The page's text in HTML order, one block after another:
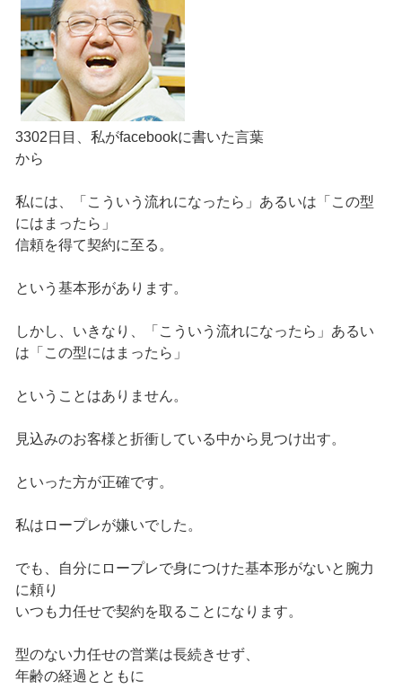
3302日目、私がfacebookに書いた言葉
から
私には、「こういう流れになったら」あるいは「この型
にはまったら」
信頼を得て契約に至る。
という基本形があります。
しかし、いきなり、「こういう流れになったら」あるい
は「この型にはまったら」
ということはありません。
見込みのお客様と折衝している中から見つけ出す。
といった方が正確です。
私はロープレが嫌いでした。
でも、自分にロープレで身につけた基本形がないと腕力
に頼り
いつも力任せで契約を取ることになります。
型のない力任せの営業は長続きせず、
年齢の経過とともに